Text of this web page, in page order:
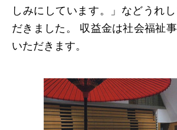
日本北リジョン
リンク
LINK
しみにしています。」などうれ
だきました。 収益金は社会福祉
いただきます。